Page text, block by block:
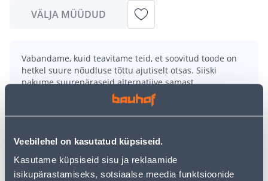
Veebilehel on kasutatud küpsiseid.
Kasutame küpsiseid sisu ja reklaamide
isikupärastamiseks, sotsiaalse meedia funktsioonide
VÄLJA MÜÜDUD
Vabandame, kuid teavitame teid, et soovitud toode on
hetkel suure nõudluse tõttu ajutiselt otsas. Siiski
pakume suurepäraseid alternatiive samast
, mis võivad teile sama palju rõõmu
Teie ostlemisrõõm ei pea aga siin lõppema - oma
kasutades meie võimsat otsingufunktsiooni, et leida